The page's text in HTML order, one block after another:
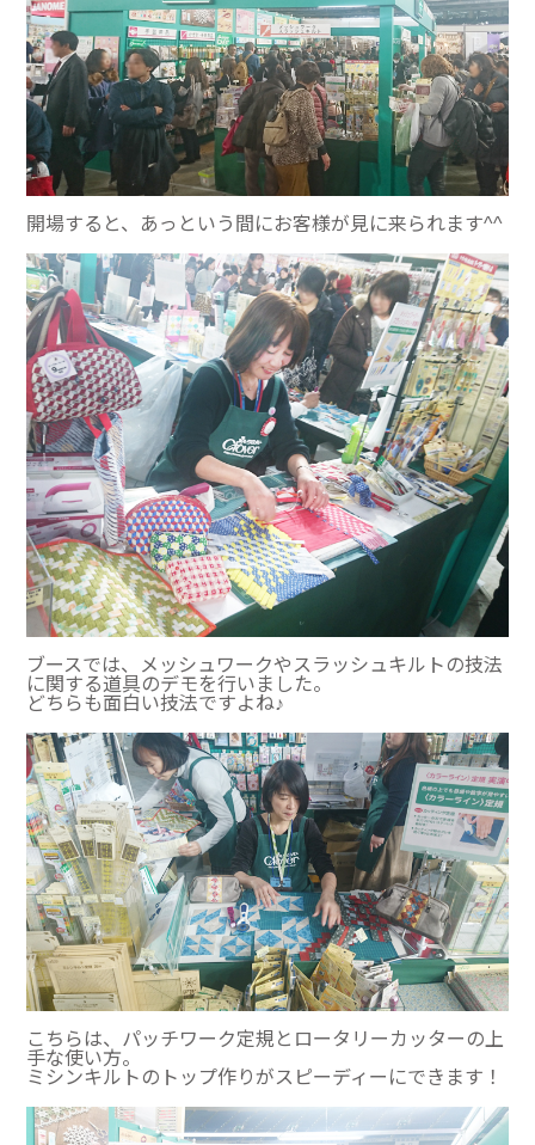
開場すると、あっという間にお客様が見に来られます^^
ブースでは、メッシュワークやスラッシュキルトの技法
に関する道具のデモを行いました。
どちらも面白い技法ですよね♪
こちらは、パッチワーク定規とロータリーカッターの上
手な使い方。
ミシンキルトのトップ作りがスピーディーにできます！